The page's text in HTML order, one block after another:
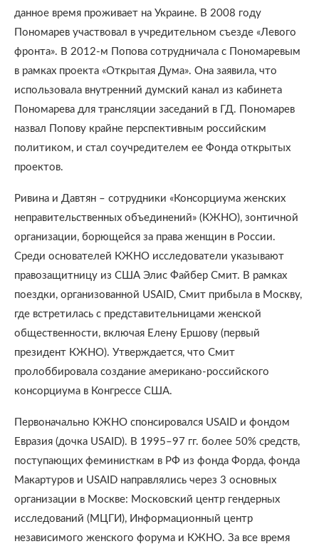
данное время проживает на Украине. В 2008 году
Пономарев участвовал в учредительном съезде «Левого
фронта». В 2012-м Попова сотрудничала с Пономаревым
в рамках проекта «Открытая Дума». Она заявила, что
использовала внутренний думский канал из кабинета
Пономарева для трансляции заседаний в ГД. Пономарев
назвал Попову крайне перспективным российским
политиком, и стал соучредителем ее Фонда открытых
проектов.
Ривина и Давтян – сотрудники «Консорциума женских
неправительственных объединений» (КЖНО), зонтичной
организации, борющейся за права женщин в России.
Среди основателей КЖНО исследователи указывают
правозащитницу из США Элис Файбер Смит. В рамках
поездки, организованной USAID, Смит прибыла в Москву,
где встретилась с представительницами женской
общественности, включая Елену Ершову (первый
президент КЖНО). Утверждается, что Смит
пролоббировала создание американо-российского
консорциума в Конгрессе США.
Первоначально КЖНО спонсировался USAID и фондом
Евразия (дочка USAID). В 1995–97 гг. более 50% средств,
поступающих феминисткам в РФ из фонда Форда, фонда
Макартуров и USAID направлялись через 3 основных
организации в Москве: Московский центр гендерных
исследований (МЦГИ), Информационный центр
независимого женского форума и КЖНО. За все время